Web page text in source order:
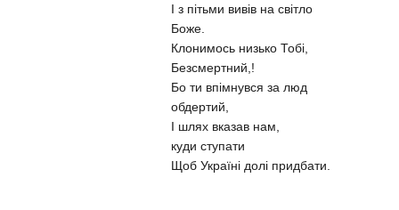
І з пітьми вивів на світло
Боже.
Клонимось низько Тобі,
Безсмертний,!
Бо ти впімнувся за люд
обдертий,
І шлях вказав нам,
куди ступати
Щоб Україні долі придбати.